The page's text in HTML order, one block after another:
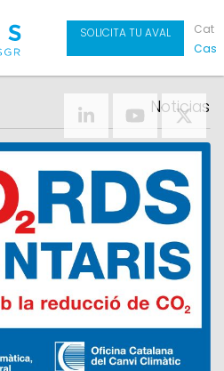
SOLICITA TU AVAL
Cat
Cas
Noticias